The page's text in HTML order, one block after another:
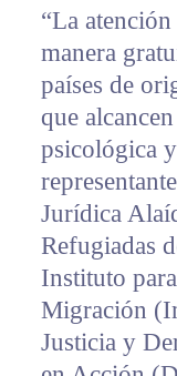
“La
manera
países de
que
psicológica
Jurídica
Refugiadas
Instituto
Migración
Justicia y